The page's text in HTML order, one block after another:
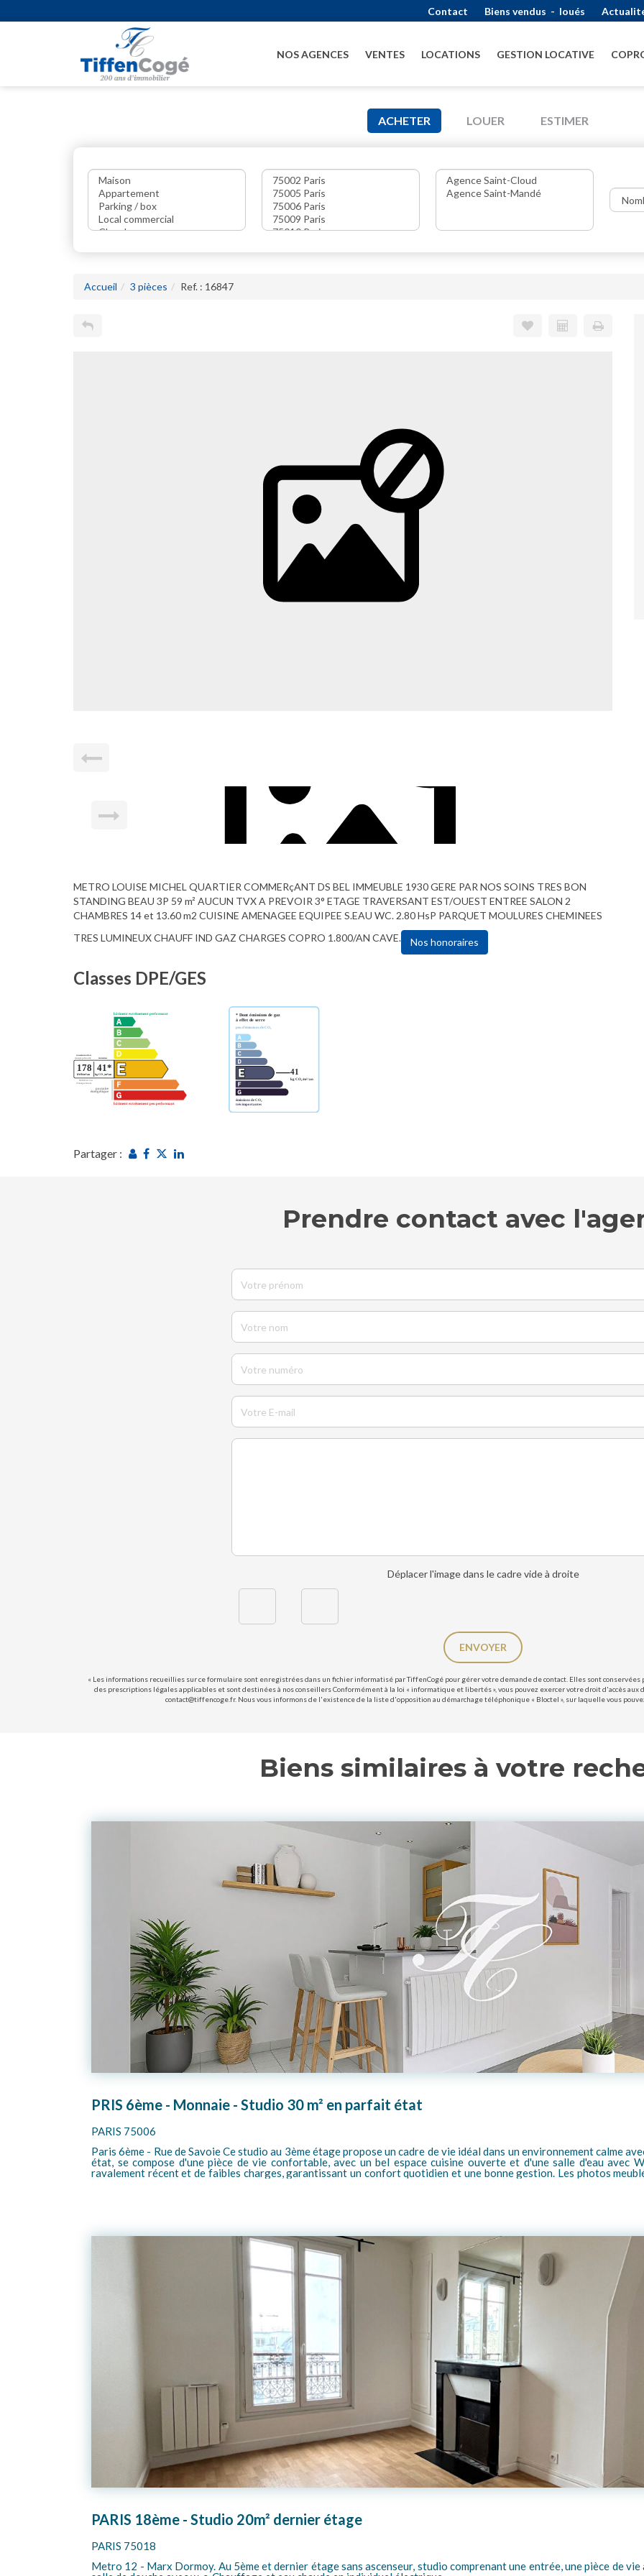
Contact Biens vendus - loués
NOS AGENCES VENTES LOCATIONS GESTION LOCATIVE
ACHETER LOUER ESTIMER
Accueil 3 pièces Ref. : 16847
METRO LOUISE MICHEL QUARTIER COMMERçANT DS BEL IMMEUBLE 1930 GERE PAR NOS SOINS TRES BON
STANDING BEAU 3P 59 m² AUCUN TVX A PREVOIR 3° ETAGE TRAVERSANT EST/OUEST ENTREE SALON 2
CHAMBRES 14 et 13.60 m2 CUISINE AMENAGEE EQUIPEE S.EAU WC. 2.80 HsP PARQUET MOULURES CHEMINEES
TRES LUMINEUX CHAUFF IND GAZ CHARGES COPRO 1.800/AN CAVE.
Nos honoraires
Classes DPE/GES
Partager :
Prendre contact avec
Déplacer l'image dans le cadre vide à droite
ENVOYER
« Les informations recueillies sur ce formulaire sont enregistrées dans un fichier informatisé par TiffenCogé pour gérer votre demande de contact. Elles sont
des prescriptions légales applicables et sont destinées à nos conseillers Conformément à la loi « informatique et libertés », vous pouvez exercer votre droit d'accès
contact@tiffencoge.fr. Nous vous informons de l'existence de la liste d'opposition au démarchage téléphonique « Bloctel », sur laquelle vous
Biens similaires à votre
PRIS 6ème - Monnaie - Studio 30 m² en parfait état
PARIS 75006
Paris 6ème - Rue de Savoie Ce studio au 3ème étage propose un cadre de vie idéal dans un environnement calme avec une belle luminosité. L'appartement, en très bon
état, se compose d'une pièce de vie confortable, avec un bel espace cuisine ouverte et d'une salle d'eau avec WC. La copropriété est bien entretenue,
ravalement récent et de faibles charges, garantissant un confort quotidien et une bonne gestion. Les photos meublées sont issues de l'IA et vous donnent des idées
PARIS 18ème - Studio 20m² dernier étage
PARIS 75018
Metro 12 - Marx Dormoy. Au 5ème et dernier étage sans ascenseur, studio comprenant une entrée, une pièce de